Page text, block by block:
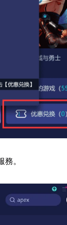
。